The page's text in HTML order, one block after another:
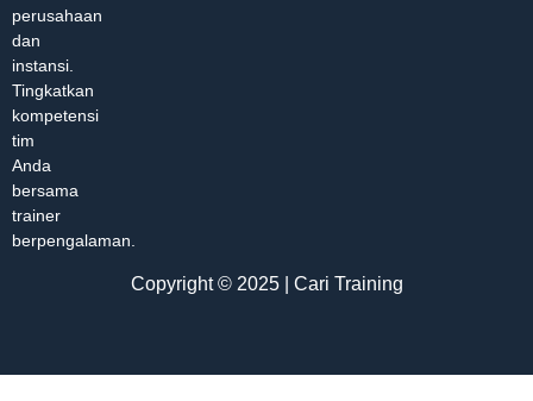
perusahaan
dan
instansi.
Tingkatkan
kompetensi
tim
Anda
bersama
trainer
berpengalaman.
Copyright © 2025 | Cari Training